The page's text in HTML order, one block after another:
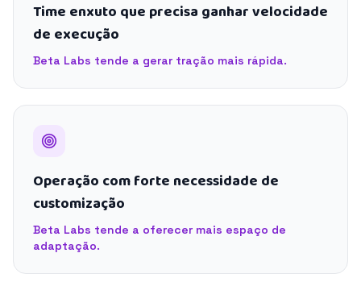
Time enxuto que precisa ganhar velocidade
de execução
Beta Labs tende a gerar tração mais rápida.
Operação com forte necessidade de
customização
Beta Labs tende a oferecer mais espaço de
adaptação.